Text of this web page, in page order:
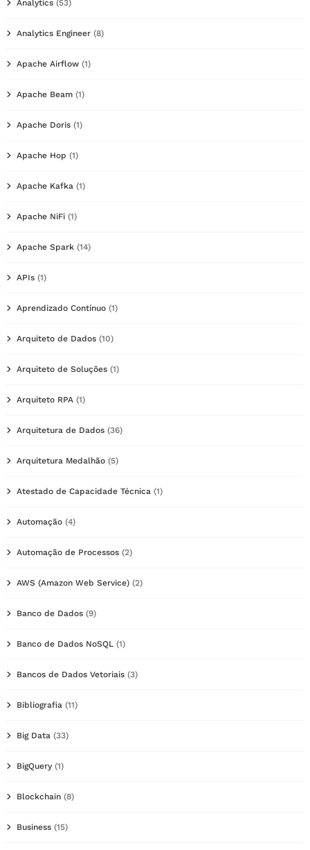
Analytics (53)
Analytics Engineer (8)
Apache Airflow (1)
Apache Beam (1)
Apache Doris (1)
Apache Hop (1)
Apache Kafka (1)
Apache NiFi (1)
Apache Spark (14)
APIs (1)
Aprendizado Contínuo (1)
Arquiteto de Dados (10)
Arquiteto de Soluções (1)
Arquiteto RPA (1)
Arquitetura de Dados (36)
Arquitetura Medalhão (5)
Atestado de Capacidade Técnica (1)
Automação (4)
Automação de Processos (2)
AWS (Amazon Web Service) (2)
Banco de Dados (9)
Banco de Dados NoSQL (1)
Bancos de Dados Vetoriais (3)
Bibliografia (11)
Big Data (33)
BigQuery (1)
Blockchain (8)
Business (15)